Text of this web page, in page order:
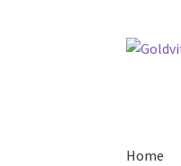
Ir
Saltar
Home